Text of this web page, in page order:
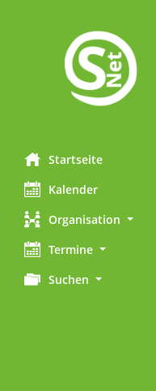
Startseite
Kalender
Organisation
Termine
Suchen